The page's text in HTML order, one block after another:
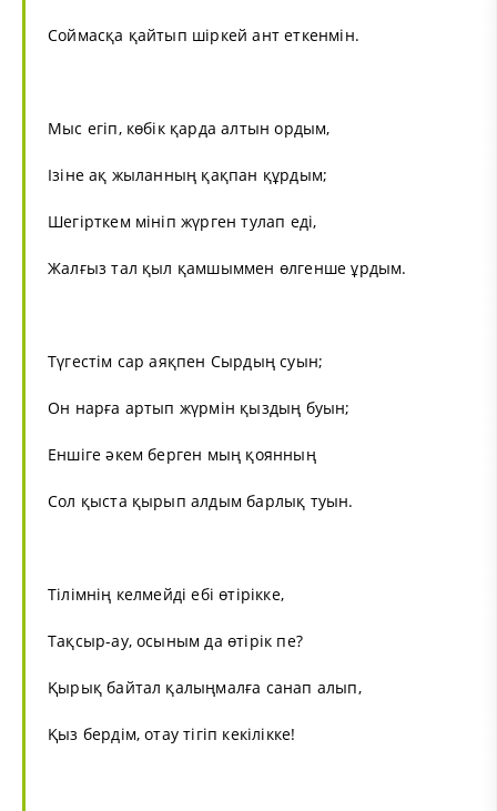
Соймасқа қайтып шіркей ант еткенмін.
Мыс егіп, көбік қарда алтын ордым,
Ізіне ақ жыланның қақпан құрдым;
Шегірткем мініп жүрген тулап еді,
Жалғыз тал қыл қамшыммен өлгенше ұрдым.
Түгестім сар аяқпен Сырдың суын;
Он нарға артып жүрмін қыздың буын;
Еншіге әкем берген мың қоянның
Сол қыста қырып алдым барлық туын.
Тілімнің келмейді ебі өтірікке,
Тақсыр-ау, осыным да өтірік пе?
Қырық байтал қалыңмалға санап алып,
Қыз бердім, отау тігіп кекілікке!